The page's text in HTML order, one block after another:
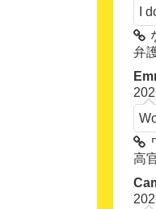
I
弁
高